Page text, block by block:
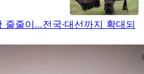
줄이…전국·대선까지 확대되